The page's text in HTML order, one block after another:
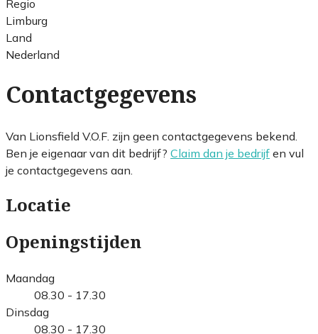
Regio
Limburg
Land
Nederland
Contactgegevens
Van Lionsfield V.O.F. zijn geen contactgegevens bekend.
Ben je eigenaar van dit bedrijf? Claim dan je bedrijf en vul
je contactgegevens aan.
Locatie
Openingstijden
Maandag
08.30 - 17.30
Dinsdag
08.30 - 17.30